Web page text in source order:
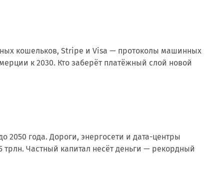
кошельков, Stripe и Visa — протоколы машинных
к 2030. Кто заберёт платёжный слой новой
2050 года. Дороги, энергосети и дата-центры
трлн. Частный капитал несёт деньги — рекордный